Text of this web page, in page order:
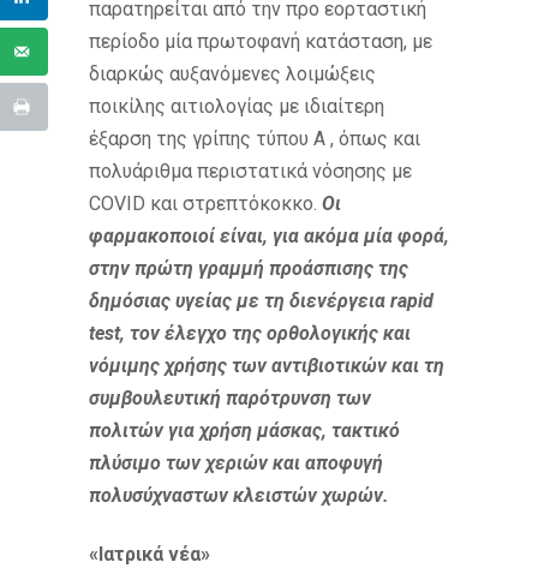
παρατηρείται από την προ εορταστική
περίοδο μία πρωτοφανή κατάσταση, με
διαρκώς αυξανόμενες λοιμώξεις
ποικίλης αιτιολογίας με ιδιαίτερη
έξαρση της γρίπης τύπου Α , όπως και
πολυάριθμα περιστατικά νόσησης με
COVID και στρεπτόκοκκο. Οι
φαρμακοποιοί είναι, για ακόμα μία φορά,
στην πρώτη γραμμή προάσπισης της
δημόσιας υγείας με τη διενέργεια rapid
test, τον έλεγχο της ορθολογικής και
νόμιμης χρήσης των αντιβιοτικών και τη
συμβουλευτική παρότρυνση των
πολιτών για χρήση μάσκας, τακτικό
πλύσιμο των χεριών και αποφυγή
πολυσύχναστων κλειστών χωρών.
«Ιατρικά νέα»